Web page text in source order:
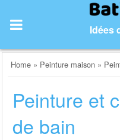
content
Idées
Home » Peinture maison »
Peinture et
de bain